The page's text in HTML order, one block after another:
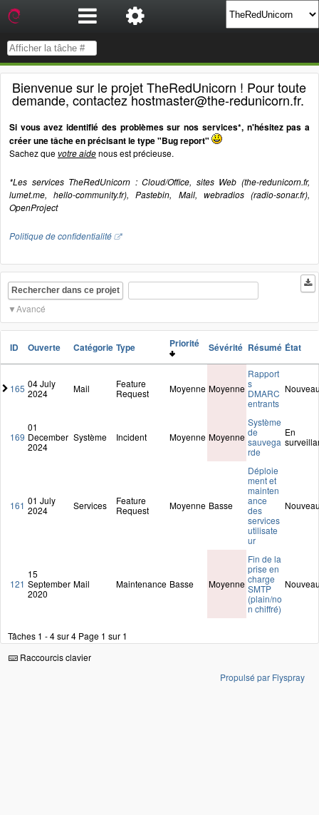
Bienvenue sur le projet TheRedUnicorn ! Pour toute
demande, contactez hostmaster@the-redunicorn.fr.
Si vous avez identifié des problèmes sur nos services*, n'hésitez pas a
créer une tâche en précisant le type "Bug report"
Sachez que votre aidenous est précieuse.
*Les services TheRedUnicorn : Cloud/Office, sites Web (the-redunicorn.fr,
lumet.me, hello-community.fr), Pastebin, Mail, webradios (radio-sonar.fr),
OpenProject
Politique de confidentialité
Rechercher dans ce projet
Avancé
ID Ouverte Catégorie Type Priorité Sévérité Résumé État
165 04 July
2024
Mail
Feature
Request
Moyenne Moyenne
Rapport
s
DMARC
entrants
169
01
December
2024
Système Incident Moyenne Moyenne
Système
de
sauvega
rde
En
161 01 July
2024
Services
Feature
Request
Moyenne Basse
Déploie
ment et
mainten
ance
des
services
utilisate
ur
121
15
September
2020
Mail Maintenance Basse Moyenne
Fin de la
prise en
charge
SMTP
(plain/no
n chiffré)
Tâches 1 - 4 sur 4 Page 1 sur 1
Raccourcis clavier
Propulsé par Flyspray